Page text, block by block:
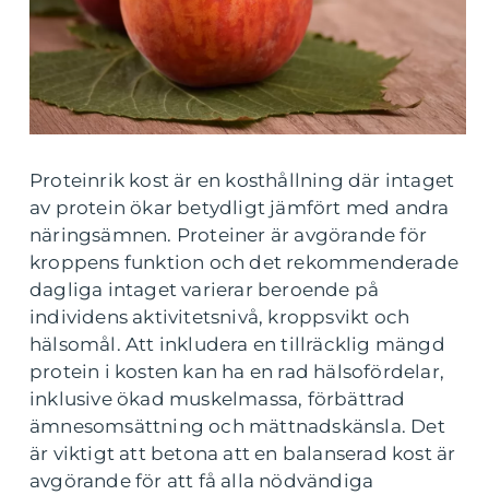
Proteinrik kost är en kosthållning där intaget
av protein ökar betydligt jämfört med andra
näringsämnen. Proteiner är avgörande för
kroppens funktion och det rekommenderade
dagliga intaget varierar beroende på
individens aktivitetsnivå, kroppsvikt och
hälsomål. Att inkludera en tillräcklig mängd
protein i kosten kan ha en rad hälsofördelar,
inklusive ökad muskelmassa, förbättrad
ämnesomsättning och mättnadskänsla. Det
är viktigt att betona att en balanserad kost är
avgörande för att få alla nödvändiga